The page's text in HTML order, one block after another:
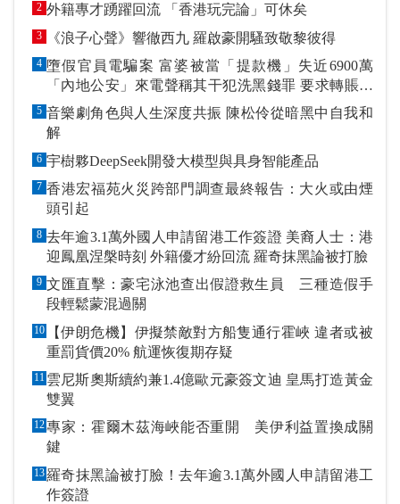
2 外籍專才踴躍回流 「香港玩完論」可休矣
3 《浪子心聲》響徹西九 羅啟豪開騷致敬黎彼得
4 墮假官員電騙案 富婆被當「提款機」失近6900萬
「內地公安」來電聲稱其干犯洗黑錢罪 要求轉賬到
指定戶口作「保證金」
5 音樂劇角色與人生深度共振 陳松伶從暗黑中自我和
解
6 宇樹夥DeepSeek開發大模型與具身智能產品
7 香港宏福苑火災跨部門調查最終報告：大火或由煙
頭引起
8 去年逾3.1萬外國人申請留港工作簽證 美裔人士：港
迎鳳凰涅槃時刻 外籍優才紛回流 羅奇抹黑論被打臉
9 文匯直擊：豪宅泳池查出假證救生員 三種造假手
段輕鬆蒙混過關
10
【伊朗危機】伊擬禁敵對方船隻通行霍峽 違者或被
重罰貨價20% 航運恢復期存疑
11 雲尼斯奧斯續約兼1.4億歐元豪簽文迪 皇馬打造黃金
雙翼
12專家：霍爾木茲海峽能否重開 美伊利益置換成關
鍵
13羅奇抹黑論被打臉！去年逾3.1萬外國人申請留港工
作簽證